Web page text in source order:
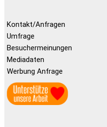
Kontakt/Anfragen
Umfrage
Besuchermeinungen
Mediadaten
Werbung Anfrage